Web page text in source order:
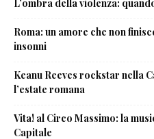
L’ombra della violenza:
Roma: un amore che non
insonni
Keanu Reeves rockstar nella
l’estate romana
Vita! al Circo Massimo: la
Capitale